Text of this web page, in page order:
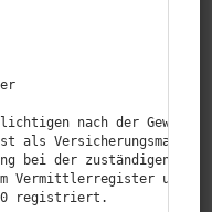
haben die Wahl,
die Ihre
Schutzes
nach der
als Versicherungsmakler
bei der zuständigen
im Vermittlerregister unter
registriert.